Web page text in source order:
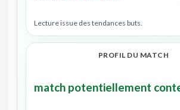
Lecture issue des tendances buts.
PROFIL DU MATCH
match potentiellement